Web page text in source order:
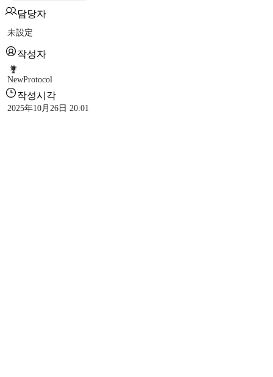
담당자
未設定
작성자
NewProtocol
작성시각
2025年10月26日 20:01